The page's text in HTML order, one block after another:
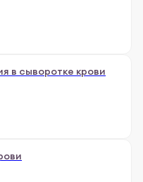
в сыворотке крови